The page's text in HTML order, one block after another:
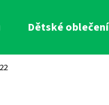
Dětské oblečení
najít?